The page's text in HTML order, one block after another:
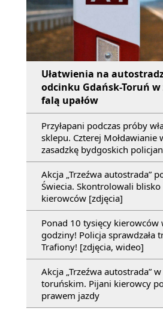
Ułatwienia na
odcinku Gdańsk-Toruń
falą upałów
Przyłapani podczas próby
sklepu. Czterej Mołdawianie
zasadzkę bydgoskich
Akcja „Trzeźwa autostrada”
Świecia. Skontrolowali
kierowców [zdjęcia]
Ponad 10 tysięcy kierowców
godziny! Policja sprawdzała
Trafiony! [zdjęcia, wideo]
Akcja „Trzeźwa autostrada”
toruńskim. Pijani kierowcy
prawem jazdy